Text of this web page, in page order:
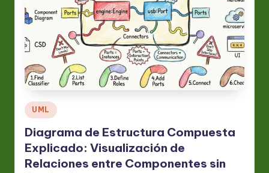
Publicado
en
UML
Diagrama de Estructura Compuesta
Explicado: Visualización de
Relaciones entre Componentes sin